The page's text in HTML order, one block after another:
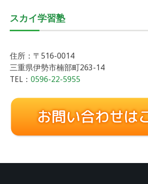
スカイ学習塾
住所：〒516-0014
三重県伊勢市楠部町263-14
TEL： 0596-22-5955